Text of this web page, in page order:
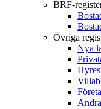
BRF-
Övriga
Nya